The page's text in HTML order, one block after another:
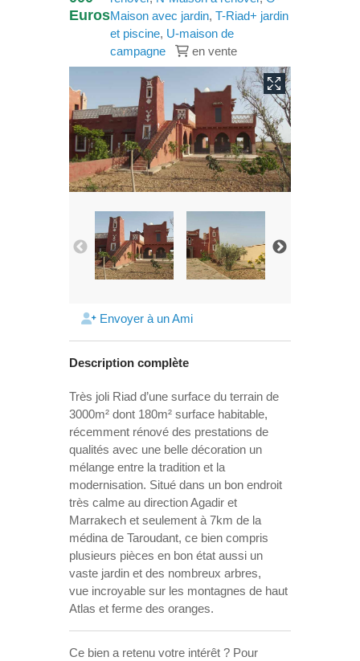
EurosMaison avec jardin, T-Riad+ jardin
et piscine, U-maison de
campagne
en vente
Envoyer à un Ami
Description complète
Très joli Riad d’une surface du terrain de
3000m² dont 180m² surface habitable,
récemment rénové des prestations de
qualités avec une belle décoration un
mélange entre la tradition et la
modernisation. Situé dans un bon endroit
très calme au direction Agadir et
Marrakech et seulement à 7km de la
médina de Taroudant, ce bien compris
plusieurs pièces en bon état aussi un
vaste jardin et des nombreux arbres,
vue incroyable sur les montagnes de haut
Atlas et ferme des oranges.
Ce bien a retenu votre intérêt ? Pour